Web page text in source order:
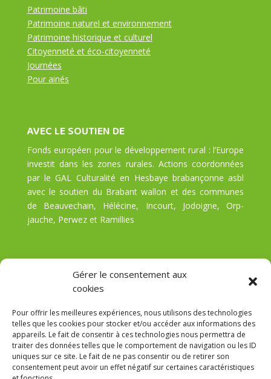
Gérer le consentement aux
cookies
Pour offrir les meilleures expériences, nous utilisons des technologies
telles que les cookies pour stocker et/ou accéder aux informations des
appareils. Le fait de consentir à ces technologies nous permettra de
traiter des données telles que le comportement de navigation ou les ID
uniques sur ce site. Le fait de ne pas consentir ou de retirer son
consentement peut avoir un effet négatif sur certaines caractéristiques
Patrimoine bâti
Patrimoine naturel et environnement
Patrimoine historique et culturel
Citoyenneté et éco-citoyenneté
Journées
Pour ainés
AVEC LE SOUTIEN DE
Fonds européen pour le développement rural : l’Europe
investit dans les zones rurales. Actions coordonnées
par le GAL Culturalité en Hesbaye brabançonne asbl
avec le soutien du Brabant wallon et des communes
de Beauvechain, Hélécine, Incourt, Jodoigne, Orp-
jauche, Perwez et Ramillies